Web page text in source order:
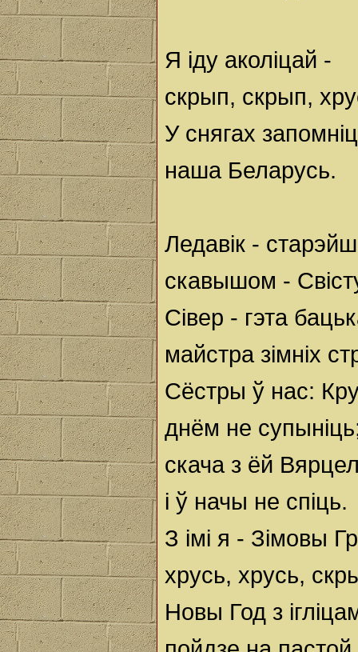
Я іду аколіцай -
скрып, скрып,
У снягах
наша Беларусь.
Ледавік -
скавышом -
Сівер - гэта
майстра зімніх
Сёстры ў нас:
днём не
скача з ёй
і ў начы не спіць.
З імі я - Зімовы
хрусь, хрусь,
Новы Год з